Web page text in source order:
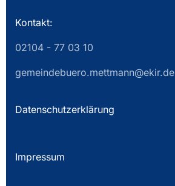
Kontakt:
02104 - 77 03 10
gemeindebuero.mettmann@ekir.de
Datenschutzerklärung
Impressum